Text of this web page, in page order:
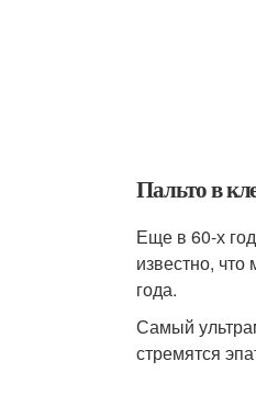
Пальто в
Еще в 60-х
известно,
года.
Самый
стремятся